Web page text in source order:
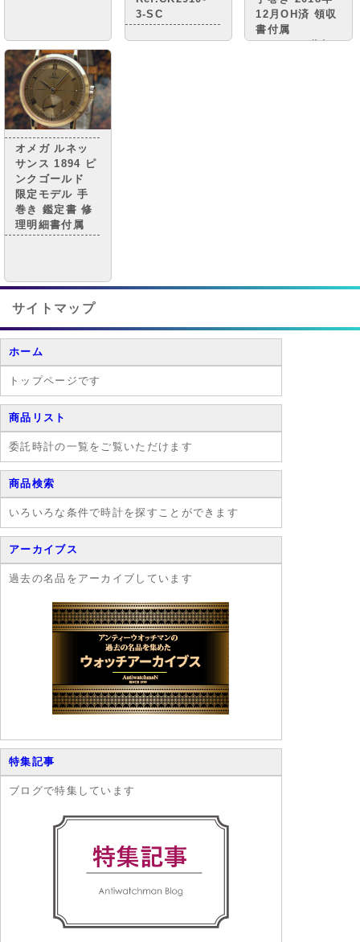
3-SC
12月OH済 領収
書付属
OMEGA [代行
オメガ ルネッ
サンス 1894 ピ
ンクゴールド
限定モデル 手
巻き 鑑定書 修
理明細書付属
サイトマップ
ホーム
トップページです
商品リスト
委託時計の一覧をご覧いただけます
商品検索
いろいろな条件で時計を探すことができます
アーカイブス
過去の名品をアーカイブしています
特集記事
ブログで特集しています